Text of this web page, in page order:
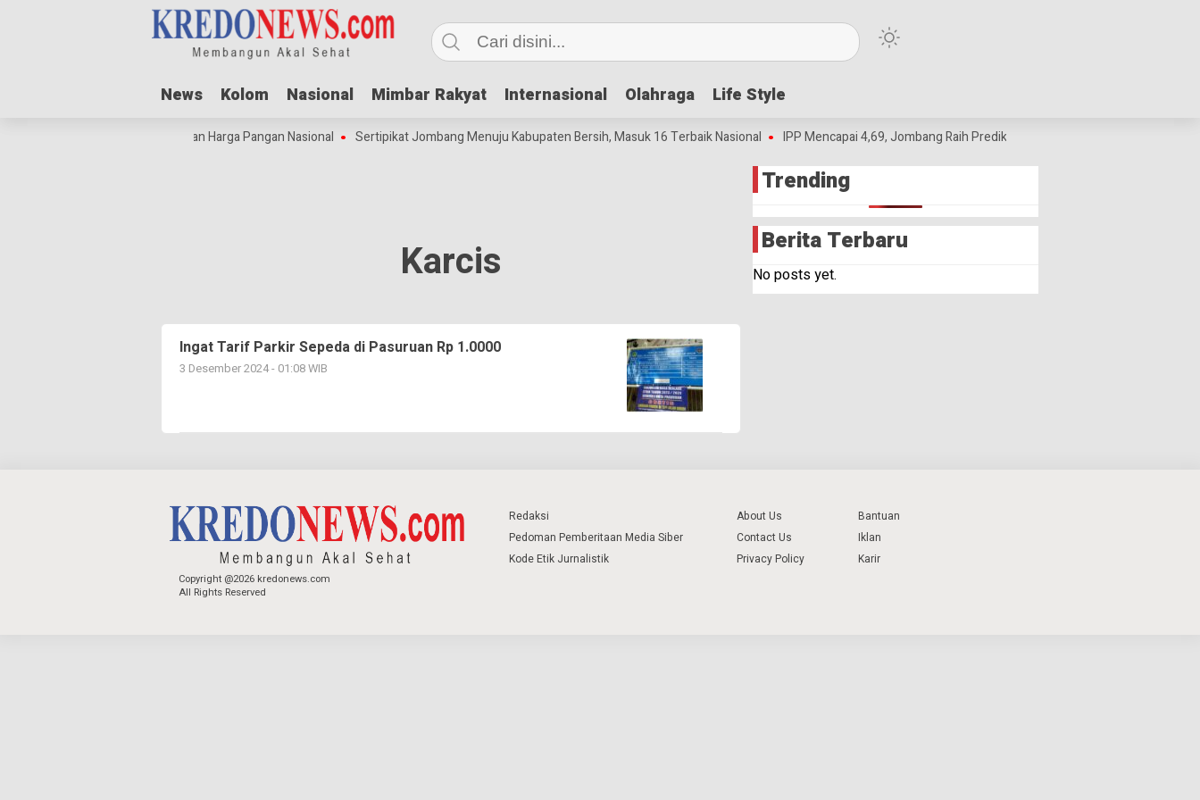
News Kolom Nasional Mimbar Rakyat Internasional Olahraga Life Style
News Kolom Nasional Mimbar Rakyat Internasional Olahraga Life Style
Idul Adha Dorong Lonjakan Harga Pangan Nasional Sertipikat Jombang Menuju Kabupaten Bersih, Masuk 16 Terbaik Nasional IPP Mencapai 4,69, Jombang Raih Predikat Terbaik Jawa Timur dan Peringkat
Karcis
Ingat Tarif Parkir Sepeda di Pasuruan Rp 1.0000
3 Desember 2024 - 01:08 WIB
Trending
Berita Terbaru
No posts yet.
Copyright @2026 kredonews.com
All Rights Reserved
Redaksi
Pedoman Pemberitaan Media Siber
Kode Etik Jurnalistik
About Us
Contact Us
Privacy Policy
Bantuan
Iklan
Karir